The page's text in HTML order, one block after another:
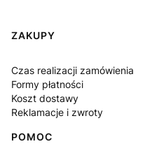
Linki w stopce
ZAKUPY
Czas realizacji zamówienia
Formy płatności
Koszt dostawy
Reklamacje i zwroty
POMOC